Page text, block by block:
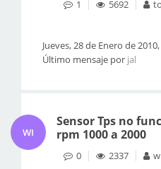
1 5692
Jueves, 28 de Enero de
Último mensaje por jal
WI
Sensor Tps no
rpm 1000 a 2000
0 2337